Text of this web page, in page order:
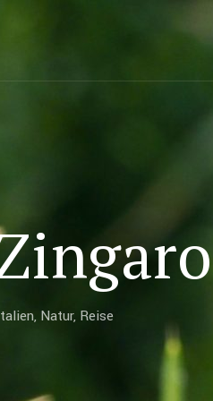
, Natur, Reise